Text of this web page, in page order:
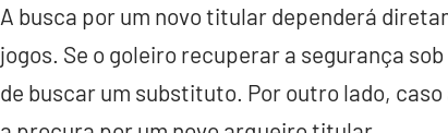
A busca por um novo titular dependerá
jogos. Se o goleiro recuperar a segurança
de buscar um substituto. Por outro lado,